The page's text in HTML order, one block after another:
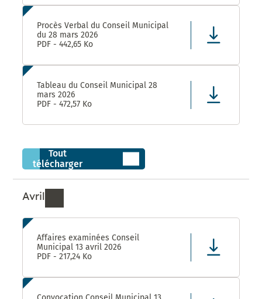
Procès Verbal du Conseil Municipal
du 28 mars 2026
PDF - 442,65 Ko
Tableau du Conseil Municipal 28
mars 2026
PDF - 472,57 Ko
Tout
télécharger
Avril
Ressources de Avril 2026
Affaires examinées Conseil
Municipal 13 avril 2026
PDF - 217,24 Ko